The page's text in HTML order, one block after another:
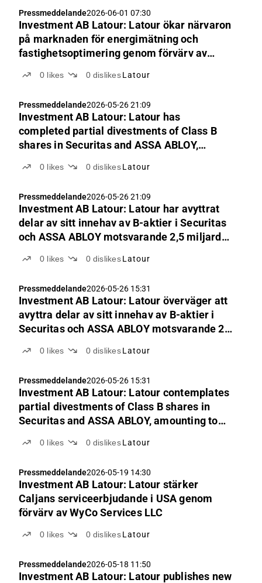
Pressmeddelande2026-06-01 07:30
Investment AB Latour: Latour ökar närvaron
på marknaden för energimätning och
fastighetsoptimering genom förvärv av
0 likes 0 dislikes Latour
Pressmeddelande2026-05-26 21:09
Investment AB Latour: Latour has
completed partial divestments of Class B
shares in Securitas and ASSA ABLOY,
company, to continue developing the wholly-
0 likes 0 dislikes Latour
Pressmeddelande2026-05-26 21:09
Investment AB Latour: Latour har avyttrat
delar av sitt innehav av B-aktier i Securitas
och ASSA ABLOY motsvarande 2,5 miljarder
bygga i den helägda industrirörelsen
0 likes 0 dislikes Latour
Pressmeddelande2026-05-26 15:31
Investment AB Latour: Latour överväger att
avyttra delar av sitt innehav av B-aktier i
Securitas och ASSA ABLOY motsvarande 2,5
fortsätta att bygga den helägda
0 likes 0 dislikes Latour
Pressmeddelande2026-05-26 15:31
Investment AB Latour: Latour contemplates
partial divestments of Class B shares in
Securitas and ASSA ABLOY, amounting to
developing the wholly-owned industrial
0 likes 0 dislikes Latour
Pressmeddelande2026-05-19 14:30
Investment AB Latour: Latour stärker
Caljans serviceerbjudande i USA genom
förvärv av WyCo Services LLC
0 likes 0 dislikes Latour
Pressmeddelande2026-05-18 11:50
Investment AB Latour: Latour publishes new